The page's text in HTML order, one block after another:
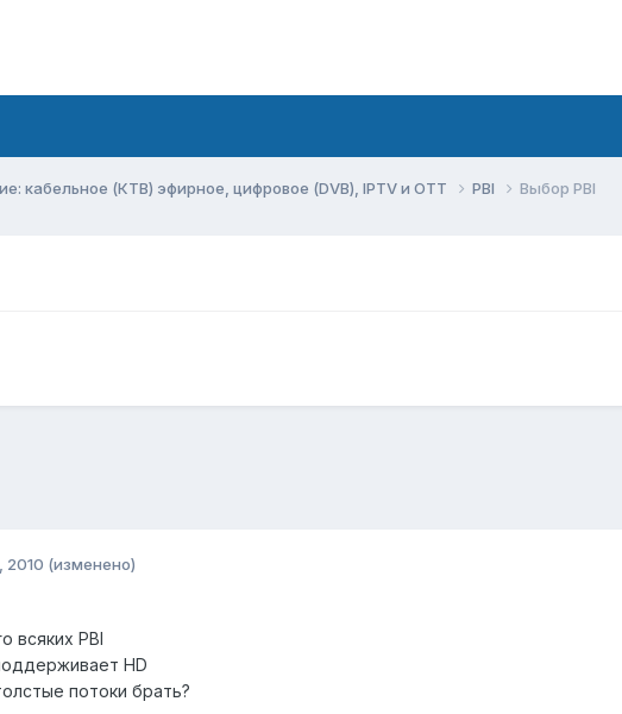
кабельное (КТВ) эфирное, цифровое (DVB), IPTV и OTT PBI Выбор PBI
2010 (изменено)
всяких PBI
HD
потоки брать?